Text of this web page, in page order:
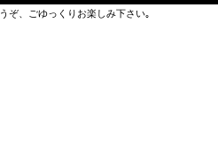
ぞ、ごゆっくりお楽しみ下さい｡